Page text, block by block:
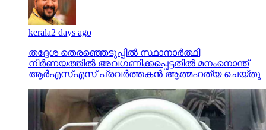
kerala2 days ago
തദ്ദേശ തെരഞ്ഞെടുപ്പില്‍ സ്ഥാനാര്‍ത്ഥി
നിര്‍ണയത്തില്‍ അവഗണിക്കപ്പെട്ടതില്‍ മനംനൊന്ത്
ആര്‍എസ്എസ് പ്രവര്‍ത്തകന്‍ ആത്മഹത്യ ചെയ്തു